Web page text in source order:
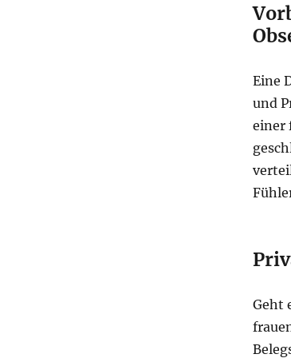
Eine
und
einer
Geht